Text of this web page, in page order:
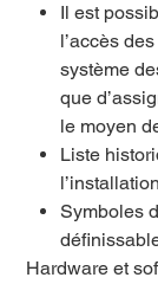
Il est
l’accès
système
que
le moyen
Liste
Symboles
Hardware et